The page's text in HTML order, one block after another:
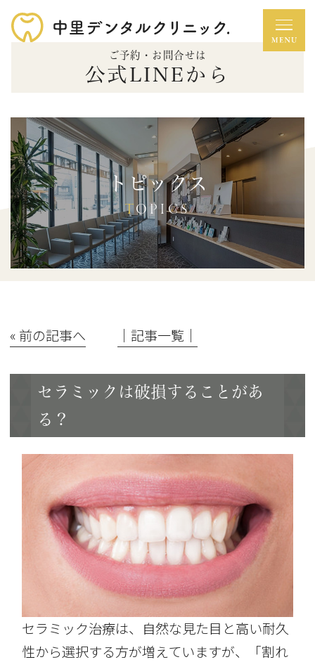
ご予約・お問合せは
公式LINEから
トピックス
TOPICS
« 前の記事へ │記事一覧│
セラミックは破損することがあ
る？
セラミック治療は、自然な見た目と高い耐久
性から選択する方が増えていますが、「割れ